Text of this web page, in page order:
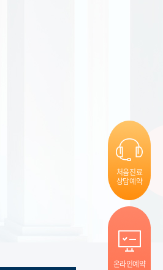
처음진료
상담예약
온라인예약